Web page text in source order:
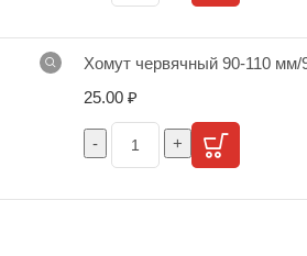
Хомут червячный 90-110
25.00 ₽